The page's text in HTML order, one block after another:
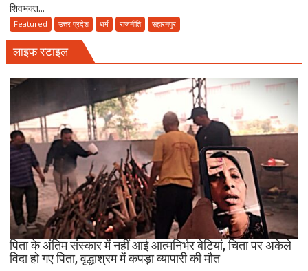
भक्ति
सांसद
इमरान
बोले-
हिंदू-
मिलकर
निभाते
सेवा
की
परंपरा
शिवभक्त...
Featured उत्तर प्रदेश धर्म राजनीति सहारनपुर
लाइफ स्टाइल
पिता के अंतिम संस्कार में नहीं आई आत्मनिर्भर बेटियां, चिता पर अकेले
विदा हो गए पिता, वृद्धाश्रम में कपड़ा व्यापारी की मौत